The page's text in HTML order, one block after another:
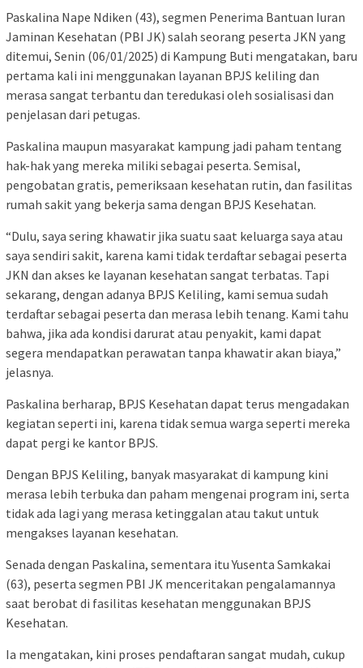
Paskalina Nape Ndiken (43), segmen Penerima Bantuan Iuran
Jaminan Kesehatan (PBI JK) salah seorang peserta JKN yang
ditemui, Senin (06/01/2025) di Kampung Buti mengatakan, baru
pertama kali ini menggunakan layanan BPJS keliling dan
merasa sangat terbantu dan teredukasi oleh sosialisasi dan
penjelasan dari petugas.
Paskalina maupun masyarakat kampung jadi paham tentang
hak-hak yang mereka miliki sebagai peserta. Semisal,
pengobatan gratis, pemeriksaan kesehatan rutin, dan fasilitas
rumah sakit yang bekerja sama dengan BPJS Kesehatan.
“Dulu, saya sering khawatir jika suatu saat keluarga saya atau
saya sendiri sakit, karena kami tidak terdaftar sebagai peserta
JKN dan akses ke layanan kesehatan sangat terbatas. Tapi
sekarang, dengan adanya BPJS Keliling, kami semua sudah
terdaftar sebagai peserta dan merasa lebih tenang. Kami tahu
bahwa, jika ada kondisi darurat atau penyakit, kami dapat
segera mendapatkan perawatan tanpa khawatir akan biaya,”
jelasnya.
Paskalina berharap, BPJS Kesehatan dapat terus mengadakan
kegiatan seperti ini, karena tidak semua warga seperti mereka
dapat pergi ke kantor BPJS.
Dengan BPJS Keliling, banyak masyarakat di kampung kini
merasa lebih terbuka dan paham mengenai program ini, serta
tidak ada lagi yang merasa ketinggalan atau takut untuk
mengakses layanan kesehatan.
Senada dengan Paskalina, sementara itu Yusenta Samkakai
(63), peserta segmen PBI JK menceritakan pengalamannya
saat berobat di fasilitas kesehatan menggunakan BPJS
Kesehatan.
Ia mengatakan, kini proses pendaftaran sangat mudah, cukup